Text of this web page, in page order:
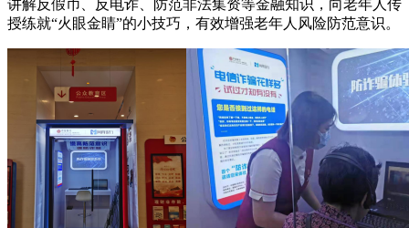
讲解反假币、反电诈、防范非法集资等金融知识，向老年人传
授练就“火眼金睛”的小技巧，有效增强老年人风险防范意识。